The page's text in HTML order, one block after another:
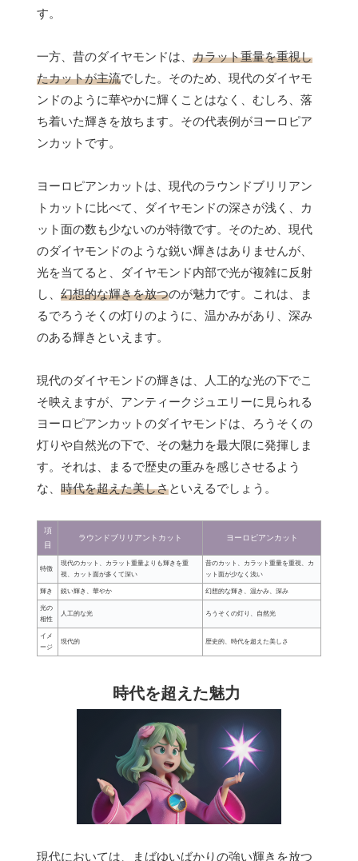
す。
一方、昔のダイヤモンドは、 カラット重量を重視し
たカットが主流でした。そのため、現代のダイヤモ
ンドのように華やかに輝くことはなく、むしろ、落
ち着いた輝きを放ちます。その代表例がヨーロピア
ンカットです。
ヨーロピアンカットは、現代のラウンドブリリアン
トカットに比べて、ダイヤモンドの深さが浅く、カ
ット面の数も少ないのが特徴です。そのため、現代
のダイヤモンドのような鋭い輝きはありませんが、
光を当てると、ダイヤモンド内部で光が複雑に反射
し、 幻想的な輝きを放つのが魅力です。これは、ま
るでろうそくの灯りのように、温かみがあり、深み
のある輝きといえます。
現代のダイヤモンドの輝きは、人工的な光の下でこ
そ映えますが、アンティークジュエリーに見られる
ヨーロピアンカットのダイヤモンドは、ろうそくの
灯りや自然光の下で、その魅力を最大限に発揮しま
す。それは、まるで歴史の重みを感じさせるよう
な、 時代を超えた美しさといえるでしょう。
項
目
ラウンドブリリアントカット ヨーロピアンカット
特徴
現代のカット、カラット重量よりも輝きを重
視、カット面が多くて深い
昔のカット、カラット重量を重視、カ
ット面が少なく浅い
輝き 鋭い輝き、華やか 幻想的な輝き、温かみ、深み
光の
相性
人工的な光 ろうそくの灯り、自然光
イメ
ージ
現代的 歴史的、時代を超えた美しさ
時代を超えた魅力
現代においては、まばゆいばかりの強い輝きを放つ